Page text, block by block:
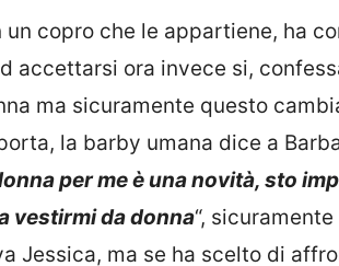
copro che le appartiene, ha
accettarsi ora invece si,
ma sicuramente questo
la barby umana dice a
per me è una novità, sto
vestirmi da donna“,
Jessica, ma se ha scelto di